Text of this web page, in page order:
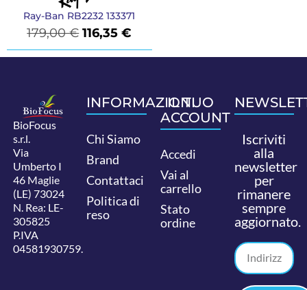
Ray-Ban RB2232 133371
179,00€ 116,35€
BioFocus
s.r.l.
Via
Umberto I
46 Maglie
(LE) 73024
N. Rea: LE-
305825
P.IVA
04581930759.
INFORMAZIONI
Chi Siamo
Brand
Contattaci
Politica di
reso
IL TUO
ACCOUNT
Accedi
Vai al
carrello
Stato
ordine
Iscriviti
alla
newsletter
per
rimanere
sempre
aggiornato.